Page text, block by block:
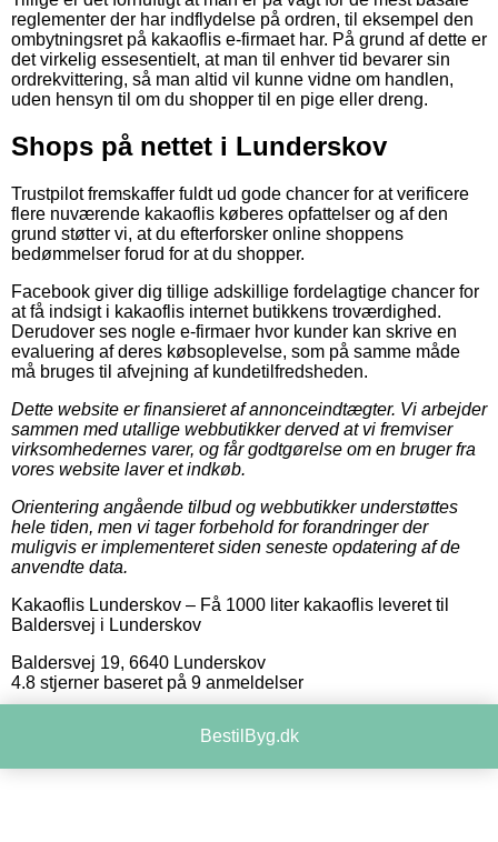
reglementer der har indflydelse på ordren, til eksempel den
ombytningsret på kakaoflis e-firmaet har. På grund af dette er
det virkelig essesentielt, at man til enhver tid bevarer sin
ordrekvittering, så man altid vil kunne vidne om handlen,
uden hensyn til om du shopper til en pige eller dreng.
Shops på nettet i Lunderskov
Trustpilot fremskaffer fuldt ud gode chancer for at verificere
flere nuværende kakaoflis køberes opfattelser og af den
grund støtter vi, at du efterforsker online shoppens
bedømmelser forud for at du shopper.
Facebook giver dig tillige adskillige fordelagtige chancer for
at få indsigt i kakaoflis internet butikkens troværdighed.
Derudover ses nogle e-firmaer hvor kunder kan skrive en
evaluering af deres købsoplevelse, som på samme måde
må bruges til afvejning af kundetilfredsheden.
Dette website er finansieret af annonceindtægter. Vi arbejder
sammen med utallige webbutikker derved at vi fremviser
virksomhedernes varer, og får godtgørelse om en bruger fra
vores website laver et indkøb.
Orientering angående tilbud og webbutikker understøttes
hele tiden, men vi tager forbehold for forandringer der
muligvis er implementeret siden seneste opdatering af de
anvendte data.
Kakaoflis Lunderskov – Få 1000 liter kakaoflis leveret til
Baldersvej i Lunderskov
Baldersvej 19, 6640 Lunderskov
4.8 stjerner baseret på 9 anmeldelser
BestilByg.dk